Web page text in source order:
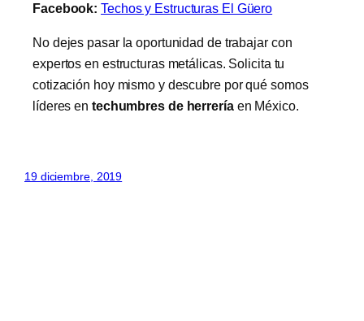
Facebook: Techos y Estructuras El Güero
No dejes pasar la oportunidad de trabajar con
expertos en estructuras metálicas. Solicita tu
cotización hoy mismo y descubre por qué somos
líderes en techumbres de herreríaen México.
19 diciembre, 2019